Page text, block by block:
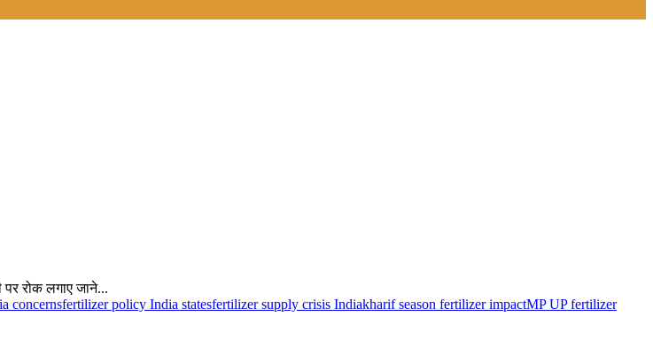
पर रोक लगाए जाने...
concernsfertilizer policy India statesfertilizer supply crisis Indiakharif season fertilizer impactMP UP fertilizer